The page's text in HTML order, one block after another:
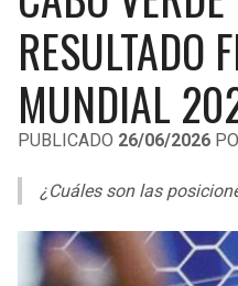
RESULTADO
MUNDIAL
PUBLICADO 26/06/2026
¿Cuáles son las